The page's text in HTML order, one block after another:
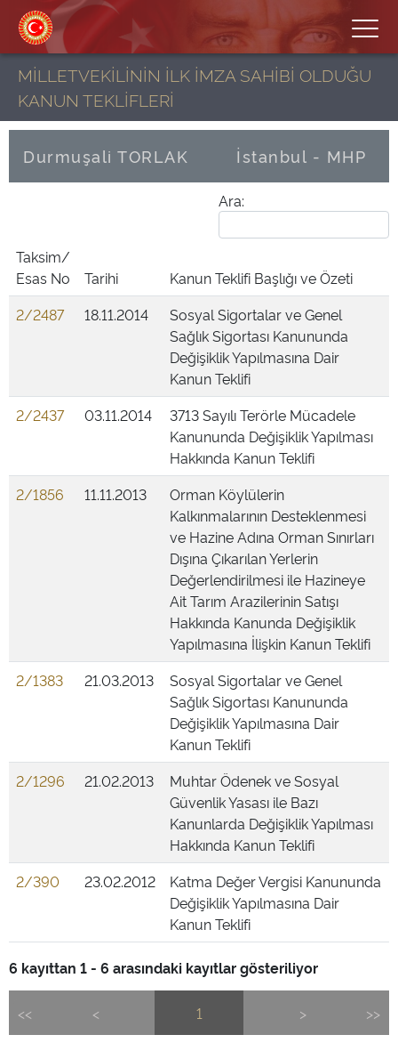
MİLLETVEKİLİNİN İLK İMZA SAHİBİ OLDUĞU
KANUN TEKLİFLERİ
Durmuşali TORLAK İstanbul - MHP
Ara:
Taksim/
Esas No
Tarihi
Kanun Teklifi Başlığı ve Özeti
2/2487
18.11.2014
Sosyal Sigortalar ve Genel
Sağlık Sigortası Kanununda
Değişiklik Yapılmasına Dair
Kanun Teklifi
2/2437
03.11.2014
3713 Sayılı Terörle Mücadele
Kanununda Değişiklik Yapılması
Hakkında Kanun Teklifi
2/1856
11.11.2013
Orman Köylülerin
Kalkınmalarının Desteklenmesi
ve Hazine Adına Orman Sınırları
Dışına Çıkarılan Yerlerin
Değerlendirilmesi ile Hazineye
Ait Tarım Arazilerinin Satışı
Hakkında Kanunda Değişiklik
Yapılmasına İlişkin Kanun Teklifi
2/1383
21.03.2013
Sosyal Sigortalar ve Genel
Sağlık Sigortası Kanununda
Değişiklik Yapılmasına Dair
Kanun Teklifi
2/1296
21.02.2013
Muhtar Ödenek ve Sosyal
Güvenlik Yasası ile Bazı
Kanunlarda Değişiklik Yapılması
Hakkında Kanun Teklifi
2/390
23.02.2012
Katma Değer Vergisi Kanununda
Değişiklik Yapılmasına Dair
Kanun Teklifi
6 kayıttan 1 - 6 arasındaki kayıtlar gösteriliyor
<< < 1 > >>